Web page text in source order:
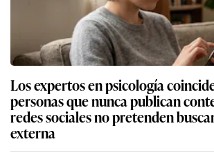
Los expertos en psicología
personas que nunca publican
redes sociales no pretenden
externa